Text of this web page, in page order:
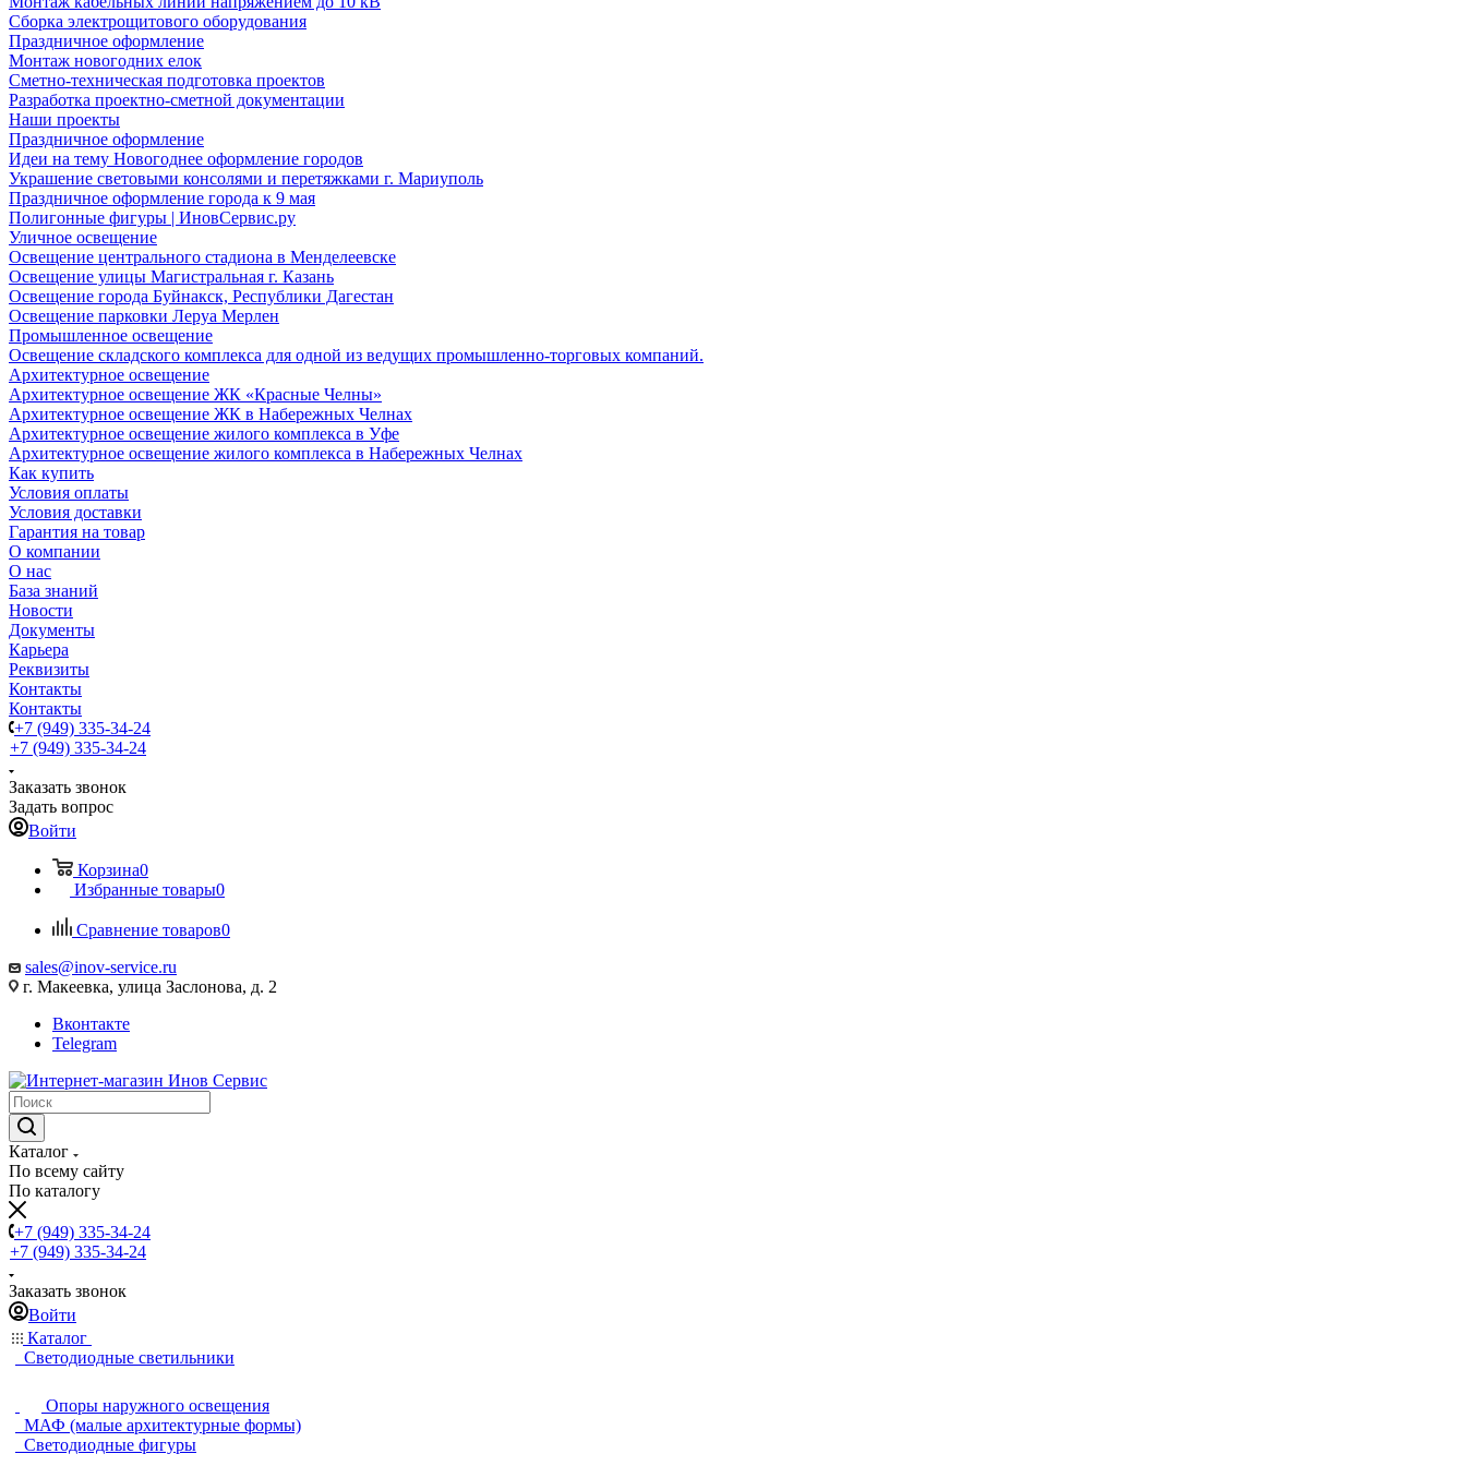
Сборка электрощитового оборудования
Праздничное оформление
Монтаж новогодних елок
Сметно-техническая подготовка проектов
Разработка проектно-сметной документации
Наши проекты
Праздничное оформление
Идеи на тему Новогоднее оформление городов
Украшение световыми консолями и перетяжками г. Мариуполь
Праздничное оформление города к 9 мая
Полигонные фигуры | ИновСервис.ру
Уличное освещение
Освещение центрального стадиона в Менделеевске
Освещение улицы Магистральная г. Казань
Освещение города Буйнакск, Республики Дагестан
Освещение парковки Леруа Мерлен
Промышленное освещение
Освещение складского комплекса для одной из ведущих промышленно-торговых компаний.
Архитектурное освещение
Архитектурное освещение ЖК «Красные Челны»
Архитектурное освещение ЖК в Набережных Челнах
Архитектурное освещение жилого комплекса в Уфе
Архитектурное освещение жилого комплекса в Набережных Челнах
Как купить
Условия оплаты
Условия доставки
Гарантия на товар
О компании
О нас
База знаний
Новости
Документы
Карьера
Реквизиты
Контакты
Контакты
+7 (949) 335-34-24
+7 (949) 335-34-24
Заказать звонок
Задать вопрос
Войти
Корзина0
Избранные товары0
Сравнение товаров0
sales@inov-service.ru
г. Макеевка, улица Заслонова, д. 2
Вконтакте
Telegram
Каталог
По всему сайту
По каталогу
+7 (949) 335-34-24
+7 (949) 335-34-24
Заказать звонок
Войти
Каталог
Светодиодные светильники
Опоры наружного освещения
МАФ (малые архитектурные формы)
Светодиодные фигуры